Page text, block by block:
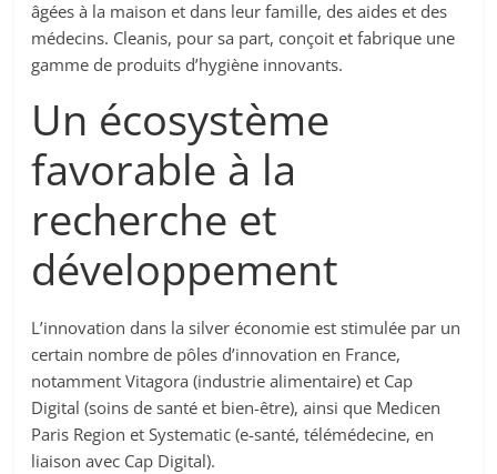
âgées à la maison et dans leur famille, des aides et des
médecins. Cleanis, pour sa part, conçoit et fabrique une
gamme de produits d’hygiène innovants.
Un écosystème
favorable à la
recherche et
développement
L’innovation dans la silver économie est stimulée par un
certain nombre de pôles d’innovation en France,
notamment Vitagora (industrie alimentaire) et Cap
Digital (soins de santé et bien-être), ainsi que Medicen
Paris Region et Systematic (e-santé, télémédecine, en
liaison avec Cap Digital).